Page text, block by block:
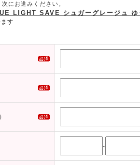
にお進みください。
LIGHT SAVE シュガーグレージュ ゆ
す
-